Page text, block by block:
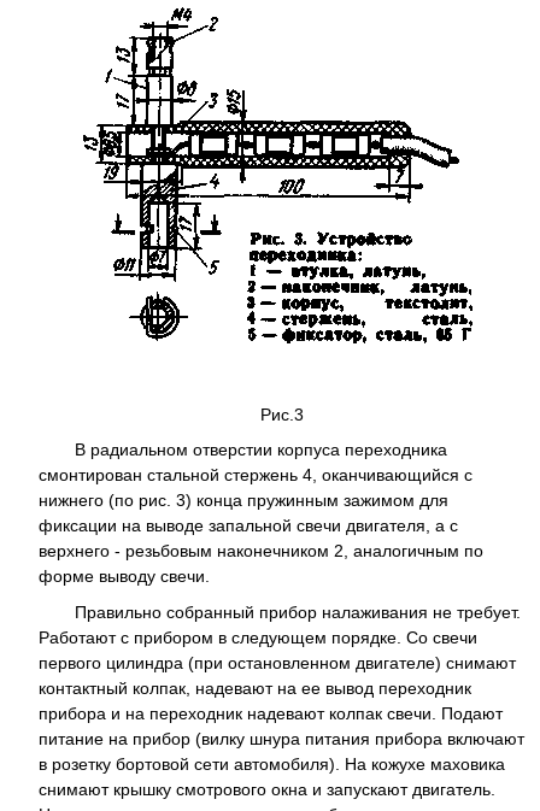
Рис.3
В радиальном отверстии корпуса переходника
смонтирован стальной стержень 4, оканчивающийся с
нижнего (по рис. 3) конца пружинным зажимом для
фиксации на выводе запальной свечи двигателя, а с
верхнего - резьбовым наконечником 2, аналогичным по
форме выводу свечи.
Правильно собранный прибор налаживания не требует.
Работают с прибором в следующем порядке. Со свечи
первого цилиндра (при остановленном двигателе) снимают
контактный колпак, надевают на ее вывод переходник
прибора и на переходник надевают колпак свечи. Подают
питание на прибор (вилку шнура питания прибора включают
в розетку бортовой сети автомобиля). На кожухе маховика
снимают крышку смотрового окна и запускают двигатель.